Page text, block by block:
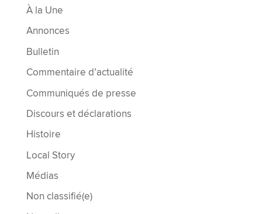
À la Une
Annonces
Bulletin
Commentaire d’actualité
Communiqués de presse
Discours et déclarations
Histoire
Local Story
Médias
Non classifié(e)